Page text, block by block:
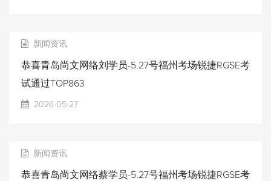
新闻资讯
恭喜青岛尚文网络刘学员-5.27号福州考场锐捷RGSE考
试通过TOP863
2026-05-27
新闻资讯
恭喜青岛尚文网络蔡学员-5.27号福州考场锐捷RGSE考